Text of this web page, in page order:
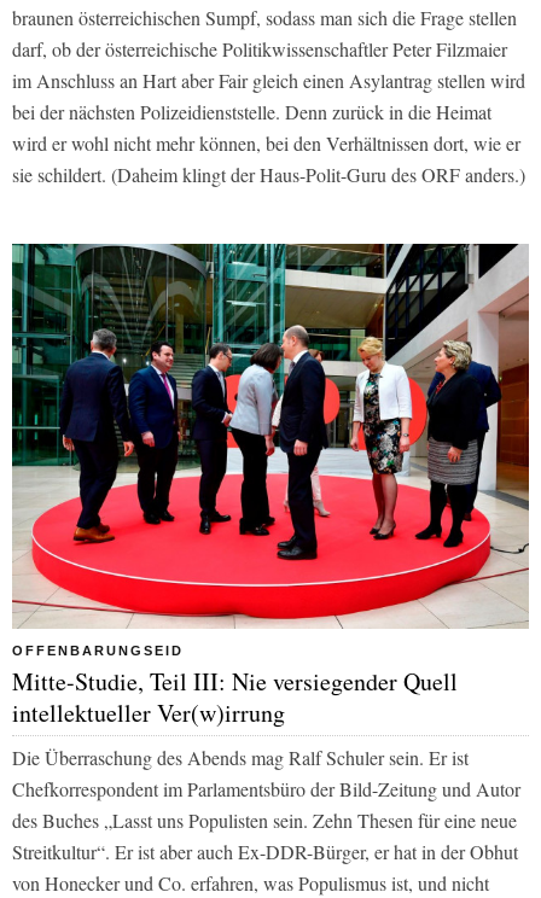
braunen österreichischen Sumpf, sodass man sich die Frage stellen
darf, ob der österreichische Politikwissenschaftler Peter Filzmaier
im Anschluss an Hart aber Fair gleich einen Asylantrag stellen wird
bei der nächsten Polizeidienststelle. Denn zurück in die Heimat
wird er wohl nicht mehr können, bei den Verhältnissen dort, wie er
sie schildert. (Daheim klingt der Haus-Polit-Guru des ORF anders.)
OFFENBARUNGSEID
Mitte-Studie, Teil III: Nie versiegender Quell
intellektueller Ver(w)irrung
Die Überraschung des Abends mag Ralf Schuler sein. Er ist
Chefkorrespondent im Parlamentsbüro der Bild-Zeitung und Autor
des Buches „Lasst uns Populisten sein. Zehn Thesen für eine neue
Streitkultur“. Er ist aber auch Ex-DDR-Bürger, er hat in der Obhut
von Honecker und Co. erfahren, was Populismus ist, und nicht